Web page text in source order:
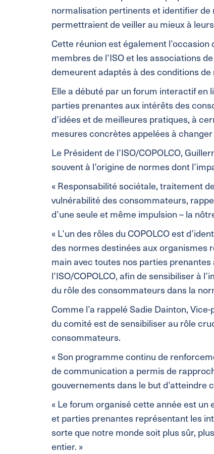
normalisation pertinents et identifier
permettraient de veiller au mieux à
Cette réunion est également
membres de l’ISO et les associations
demeurent adaptés à des conditions
Elle a débuté par un forum interactif en
parties prenantes aux intérêts des
d’idées et de meilleures pratiques, à
mesures concrètes appelées à changer
Le Président de l’ISO/COPOLCO,
souvent à l’origine de normes dont
« Responsabilité sociétale, traitement
vulnérabilité des consommateurs,
d’une seule et même impulsion – la
« L’un des rôles du COPOLCO est
des normes destinées aux organismes
main avec toutes nos parties prenantes
l’ISO/COPOLCO, afin de sensibiliser à
du rôle des consommateurs dans la
Comme l’a rappelé Sadie Dainton,
du comité est de sensibiliser au rôle
consommateurs.
« Son programme continu de
de communication a permis de
gouvernements dans le but d’atteindre
« Le forum organisé cette année est
et parties prenantes représentant les
sorte que notre monde soit plus sûr,
entier. »